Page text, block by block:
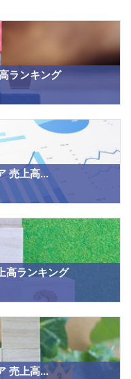
ランキング
売上高...
高ランキング
売上高...